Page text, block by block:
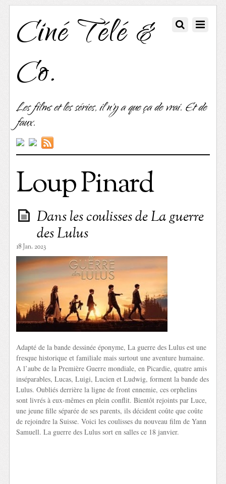
Ciné Télé &
Co.
Les films et les séries, il n'y a que ça de vrai. Et de
faux.
Loup Pinard
Dans les coulisses de La guerre
des Lulus
18 Jan. 2023
Adapté de la bande dessinée éponyme, La guerre des Lulus est une
fresque historique et familiale mais surtout une aventure humaine.
A l’aube de la Première Guerre mondiale, en Picardie, quatre amis
inséparables, Lucas, Luigi, Lucien et Ludwig, forment la bande des
Lulus. Oubliés derrière la ligne de front ennemie, ces orphelins
sont livrés à eux-mêmes en plein conflit. Bientôt rejoints par Luce,
une jeune fille séparée de ses parents, ils décident coûte que coûte
de rejoindre la Suisse. Voici les coulisses du nouveau film de Yann
Samuell. La guerre des Lulus sort en salles ce 18 janvier.